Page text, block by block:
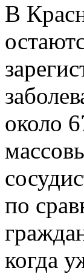
В
около
по
когда